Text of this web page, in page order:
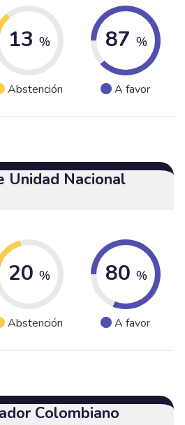
13 %
Abstención
87 %
A favor
Unidad Nacional
20 %
Abstención
80 %
A favor
Colombiano